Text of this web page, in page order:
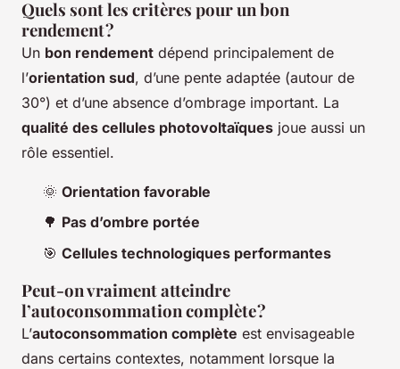
Quels sont les critères pour un bon
rendement ?
Un bon rendement dépend principalement de
l’orientation sud, d’une pente adaptée (autour de
30°) et d’une absence d’ombrage important. La
qualité des cellules photovoltaïques joue aussi un
rôle essentiel.
🌞 Orientation favorable
🌳 Pas d’ombre portée
🎯 Cellules technologiques performantes
Peut-on vraiment atteindre
l’autoconsommation complète ?
L’autoconsommation complète est envisageable
dans certains contextes, notamment lorsque la